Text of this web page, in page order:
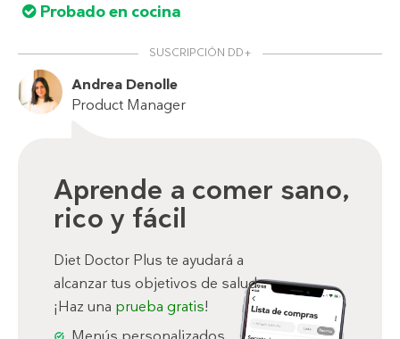
Probado en cocina
SUSCRIPCIÓN DD+
Andrea Denolle
Product Manager
Aprende a comer sano,
rico y fácil
Diet Doctor Plus te ayudará a
alcanzar tus objetivos de salud.
¡Haz una prueba gratis!